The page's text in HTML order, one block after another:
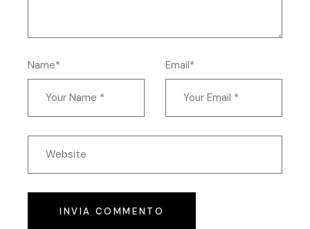
Name* Email*
INVIA COMMENTO